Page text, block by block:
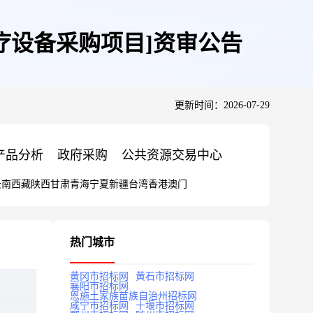
设备采购项目]资审公告
更新时间：2026-07-29
品分析 政府采购 公共资源交易中心
西藏陕西甘肃青海宁夏新疆台湾香港澳门
热门城市
黄冈市招标网
黄石市招标网
襄阳市招标网
恩施土家族苗族自治州招标网
咸宁市招标网
十堰市招标网